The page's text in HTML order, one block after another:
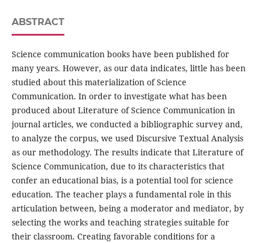
ABSTRACT
Science communication books have been published for
many years. However, as our data indicates, little has been
studied about this materialization of Science
Communication. In order to investigate what has been
produced about Literature of Science Communication in
journal articles, we conducted a bibliographic survey and,
to analyze the corpus, we used Discursive Textual Analysis
as our methodology. The results indicate that Literature of
Science Communication, due to its characteristics that
confer an educational bias, is a potential tool for science
education. The teacher plays a fundamental role in this
articulation between, being a moderator and mediator, by
selecting the works and teaching strategies suitable for
their classroom. Creating favorable conditions for a